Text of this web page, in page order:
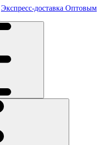
Экспресс-доставка Оптовым